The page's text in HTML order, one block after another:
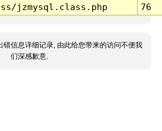
jzmysql.class.php 76
错信息详细记录, 由此给您带来的访问不便我
们深感歉意.